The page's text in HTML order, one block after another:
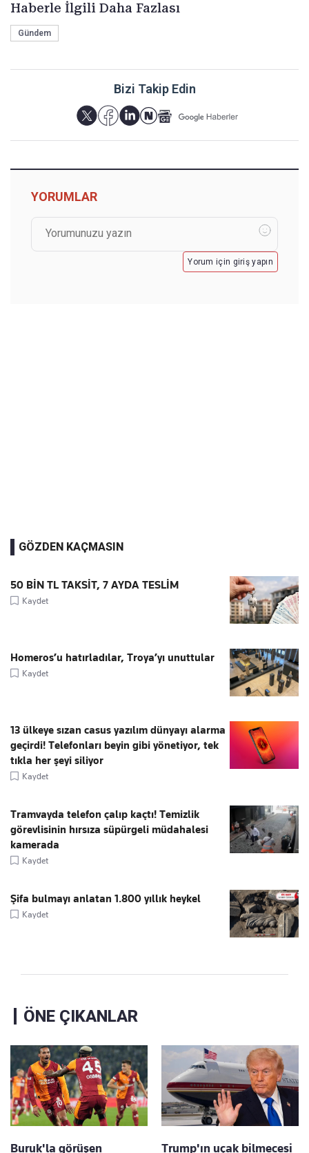
Haberle İlgili Daha Fazlası
Gündem
Bizi Takip Edin
YORUMLAR
Yorum için giriş yapın
GÖZDEN KAÇMASIN
50 BİN TL TAKSİT, 7 AYDA TESLİM
Kaydet
Homeros’u hatırladılar, Troya’yı unuttular
Kaydet
13 ülkeye sızan casus yazılım dünyayı alarma
geçirdi! Telefonları beyin gibi yönetiyor, tek
tıkla her şeyi siliyor
Kaydet
Tramvayda telefon çalıp kaçtı! Temizlik
görevlisinin hırsıza süpürgeli müdahalesi
kamerada
Kaydet
Şifa bulmayı anlatan 1.800 yıllık heykel
Kaydet
ÖNE ÇIKANLAR
Buruk'la görüşen Trump'ın uçak bilmecesi